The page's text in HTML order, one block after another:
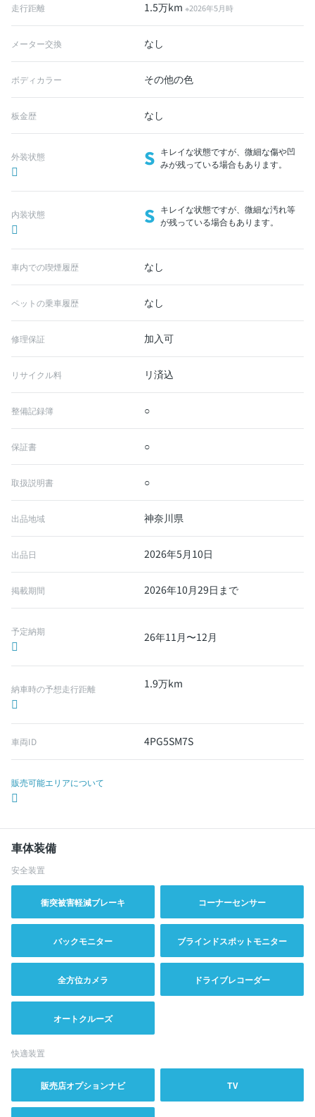
走行距離 1.5万km※2026年5月時
メーター交換 なし
ボディカラー その他の色
板金歴 なし
外装状態 S キレイな状態ですが、微細な傷や凹
みが残っている場合もあります。
内装状態 S キレイな状態ですが、微細な汚れ等
が残っている場合もあります。
車内での喫煙履歴 なし
ペットの乗車履歴 なし
修理保証 加入可
リサイクル料 リ済込
整備記録簿 ○
保証書 ○
取扱説明書 ○
出品地域 神奈川県
出品日 2026年5月10日
掲載期間 2026年10月29日まで
予定納期 26年11月〜12月
納車時の予想走行距離 1.9万km
車両ID 4PG5SM7S
販売可能エリアについて
車体装備
安全装置
衝突被害軽減ブレーキ コーナーセンサー
バックモニター ブラインドスポットモニター
全方位カメラ ドライブレコーダー
オートクルーズ
快適装置
販売店オプションナビ TV